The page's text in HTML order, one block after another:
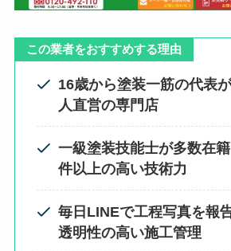
この業者をおすすめする理由
16歳から塗装一筋の代表
人直営の専門店
一級塗装技能士が多数在
件以上の高い技術力
毎日LINEで工程写真を報
透明性の高い施工管理